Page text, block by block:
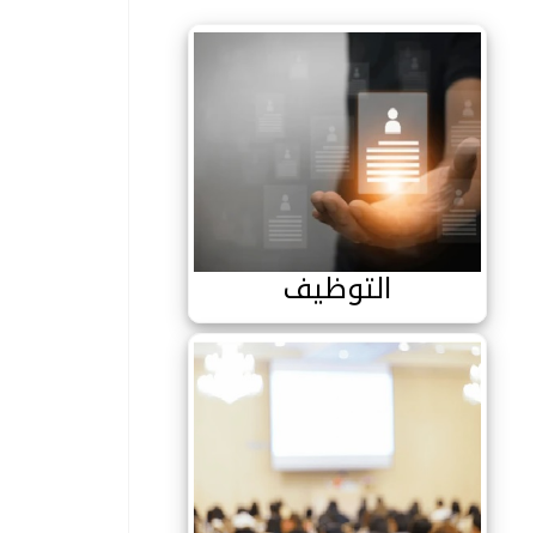
التواصل الإجتماعي
التوظيف
التوظيف
الملتقيات